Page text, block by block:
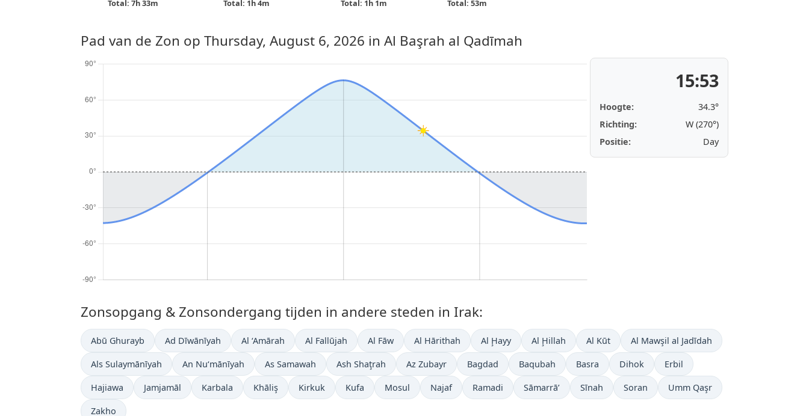
Total: 7h 33m Total: 1h 4m Total: 1h 1m Total: 53m
Pad van de Zon op Thursday, August 6, 2026 in Al Başrah al Qadīmah
15:53
Hoogte:
34.3°
Richting:
W (270°)
Positie:
Day
Zonsopgang & Zonsondergang tijden in andere steden in Irak:
Abū Ghurayb Ad Dīwānīyah Al ‘Amārah Al Fallūjah Al Fāw Al Hārithah Al Ḩayy Al Ḩillah Al Kūt Al Mawşil al Jadīdah
Als Sulaymānīyah An Nu‘mānīyah As Samawah Ash Shaţrah Az Zubayr Bagdad Baqubah Basra Dihok Erbil
Hajiawa Jamjamāl Karbala Khāliş Kirkuk Kufa Mosul Najaf Ramadi Sāmarrā’ Sīnah Soran Umm Qaşr
Zakho